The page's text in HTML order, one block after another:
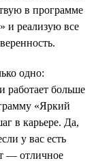
в программе
и реализую все
одно:
работает больше
«Яркий
в карьере. Да,
у вас есть
— отличное